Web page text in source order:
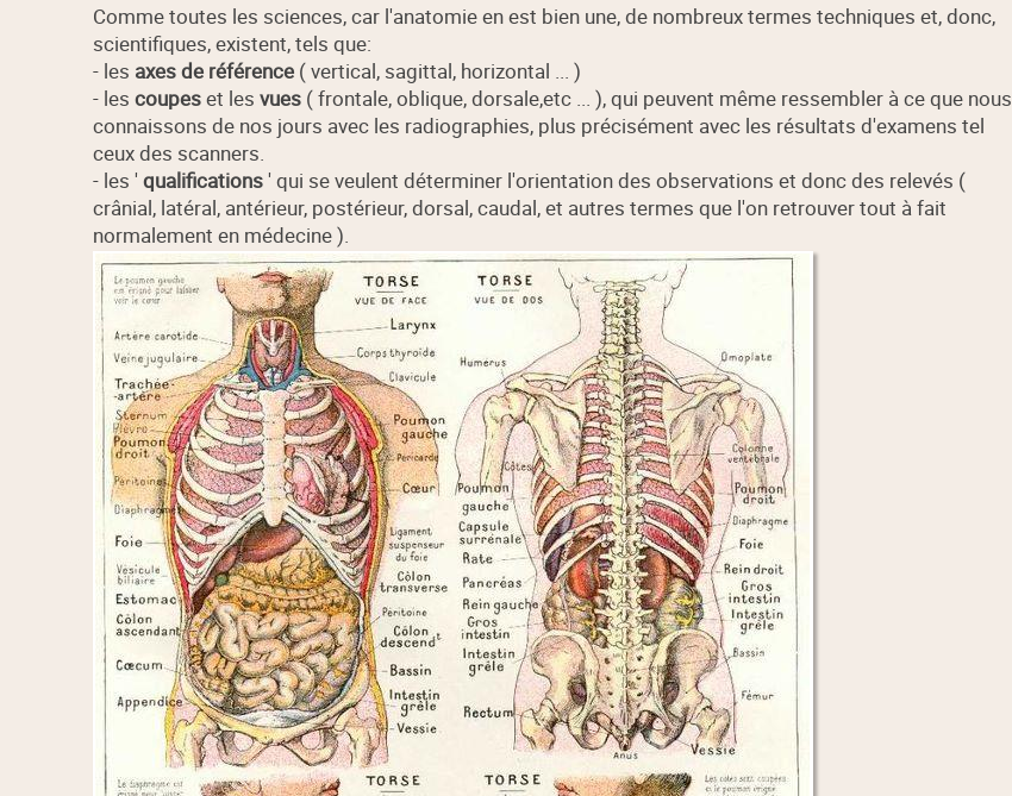
Comme toutes les sciences, car l'anatomie en est bien une, de nombreux termes techniques et, donc,
scientifiques, existent, tels que:
- les axes de référence( vertical, sagittal, horizontal ... )
- les coupeset les vues( frontale, oblique, dorsale,etc ... ), qui peuvent même ressembler à ce que nous
connaissons de nos jours avec les radiographies, plus précisément avec les résultats d'examens tel
ceux des scanners.
- les ' qualifications' qui se veulent déterminer l'orientation des observations et donc des relevés (
crânial, latéral, antérieur, postérieur, dorsal, caudal, et autres termes que l'on retrouver tout à fait
normalement en médecine ).